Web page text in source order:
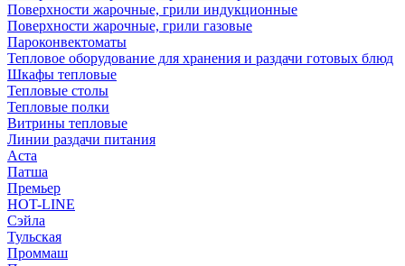
Поверхности жарочные, грили индукционные
Поверхности жарочные, грили газовые
Пароконвектоматы
Тепловое оборудование для хранения и раздачи готовых блюд
Шкафы тепловые
Тепловые столы
Тепловые полки
Витрины тепловые
Линии раздачи питания
Аста
Патша
Премьер
HOT-LINE
Сэйла
Тульская
Проммаш